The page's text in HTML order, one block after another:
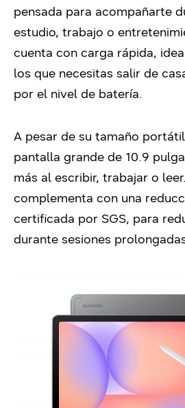
pensada para acompañarte
estudio, trabajo o
cuenta con carga rápida,
los que necesitas salir de
por el nivel de batería.
A pesar de su tamaño
pantalla grande de 10.9
más al escribir, trabajar o
complementa con una
certificada por SGS, para
durante sesiones